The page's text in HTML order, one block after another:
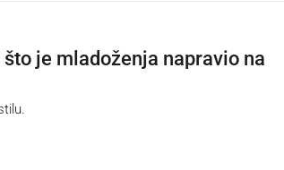
je mladoženja napravio na